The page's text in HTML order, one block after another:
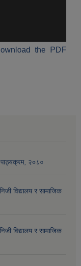
the PDF
पाठ्यक्रम, २०८०
विद्यालय र सामाजिक
विद्यालय र सामाजिक